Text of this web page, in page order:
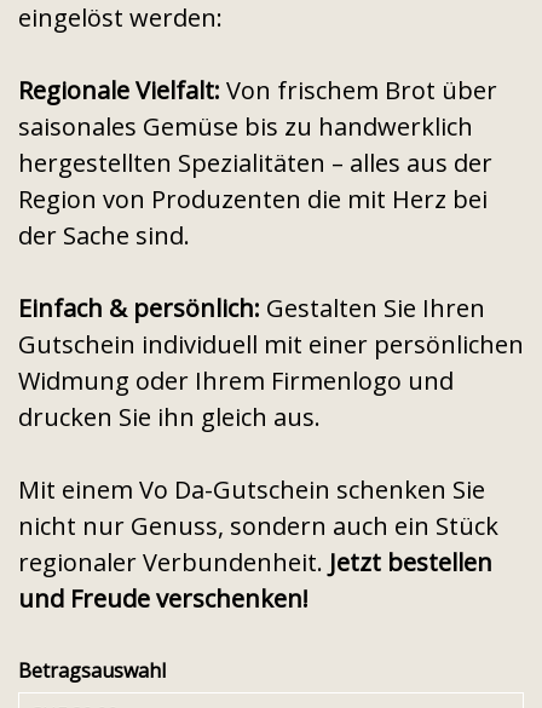
eingelöst werden:
Regionale Vielfalt: Von frischem Brot über
saisonales Gemüse bis zu handwerklich
hergestellten Spezialitäten – alles aus der
Region von Produzenten die mit Herz bei
der Sache sind.
Einfach & persönlich: Gestalten Sie Ihren
Gutschein individuell mit einer persönlichen
Widmung oder Ihrem Firmenlogo und
drucken Sie ihn gleich aus.
Mit einem Vo Da-Gutschein schenken Sie
nicht nur Genuss, sondern auch ein Stück
regionaler Verbundenheit. Jetzt bestellen
und Freude verschenken!
Betragsauswahl